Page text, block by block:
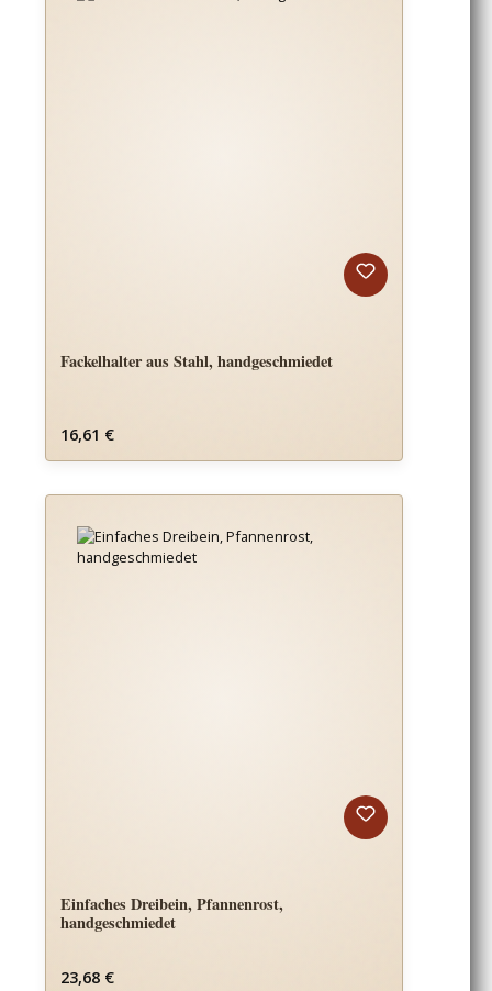
Fackelhalter aus Stahl, handgeschmiedet
Regulärer Preis:
16,61 €
Einfaches Dreibein, Pfannenrost,
handgeschmiedet
Regulärer Preis:
23,68 €